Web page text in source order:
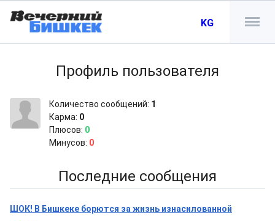
KG
Профиль пользователя
Количество сообщений: 1
Карма: 0
Плюсов: 0
Минусов: 0
Последние сообщения
ШОК! В Бишкеке борются за жизнь изнасилованной